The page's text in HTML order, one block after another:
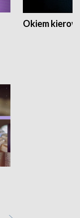
Okiem